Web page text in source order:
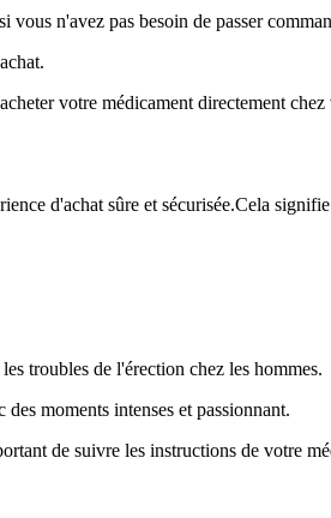
n'avez pas besoin de passer
votre médicament directement
d'achat sûre et sécurisée.Cela
troubles de l'érection chez les hommes.
moments intenses et passionnant.
de suivre les instructions de votre